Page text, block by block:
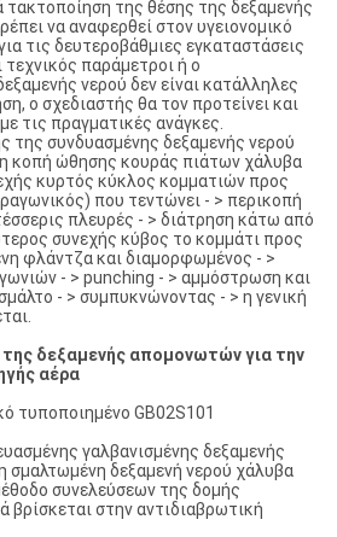
της θέσης της δεξαμενής
να αναφερθεί στον υγειονομικό
τις δευτεροβάθμιες εγκαταστάσεις
παράμετροι ή ο
νερού δεν είναι κατάλληλες
ο σχεδιαστής θα τον προτείνει και
τις πραγματικές ανάγκες.
της συνδυασμένης δεξαμενής νερού
κοπή ώθησης κουράς πιάτων χάλυβα
κυρτός κύκλος κομματιών προς
που τεντώνει - > περικοπή
πλευρές - > διάτρηση κάτω από
συνεχής κύβος το κομμάτι προς
φλάντζα και διαμορφωμένος - >
- > punching - > αμμόστρωση και
- > συμπυκνώνοντας - > η γενική
δεξαμενής απομονωτών για την
αέρα
τυποποιημένο GB02S101
γαλβανισμένης δεξαμενής
σμαλτωμένη δεξαμενή νερού χάλυβα
συνελεύσεων της δομής
βρίσκεται στην αντιδιαβρωτική